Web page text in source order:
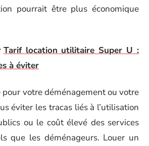
pourrait être plus économique
Tarif location utilitaire Super U :
à éviter
votre déménagement ou votre
éviter les tracas liés à l’utilisation
ou le coût élevé des services
que les déménageurs. Louer un